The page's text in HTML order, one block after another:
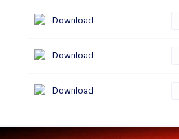
Download
Download
Download